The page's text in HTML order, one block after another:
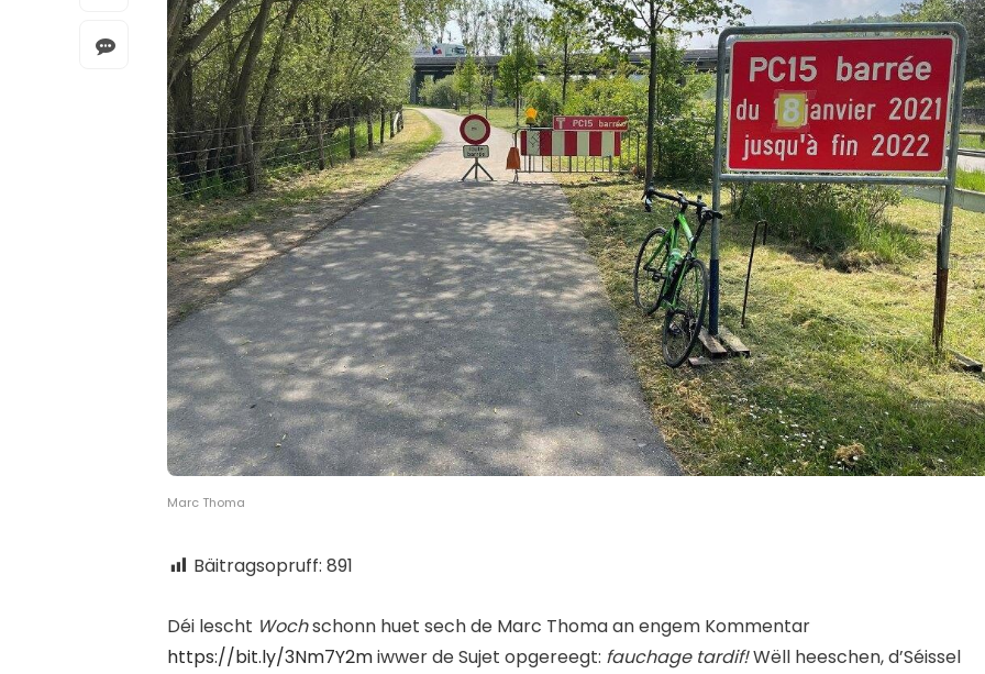
Marc Thoma
Bäitragsopruff: 891
Déi lescht Wochschonn huet sech de Marc Thoma an engem Kommentar
https://bit.ly/3Nm7Y2miwwer de Sujet opgereegt: fauchage tardif!Wëll heeschen, d’Séissel